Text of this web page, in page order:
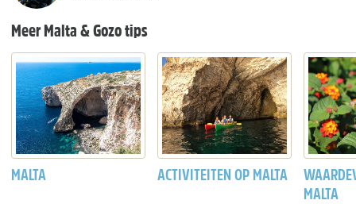
Meer Malta & Gozo tips
MALTA ACTIVITEITEN OP MALTA
MALTA